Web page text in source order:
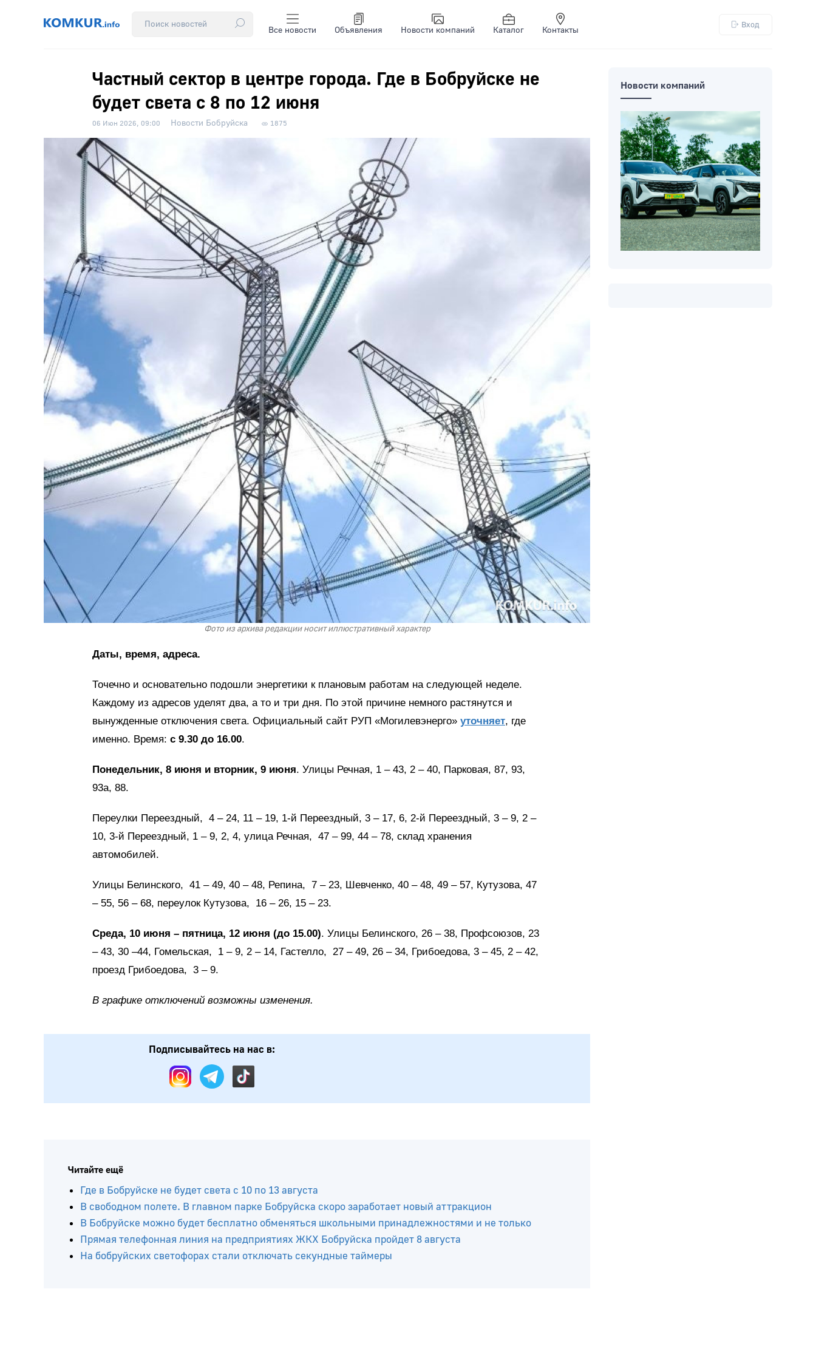
Все новости Объявления Новости компаний Каталог Контакты
Вход
Частный сектор в центре города. Где в Бобруйске не
будет света с 8 по 12 июня
06 Июн 2026, 09:00 Новости Бобруйска 1875
Фото из архива редакции носит иллюстративный характер
Даты, время, адреса.
Точечно и основательно подошли энергетики к плановым работам на следующей неделе.
Каждому из адресов уделят два, а то и три дня. По этой причине немного растянутся и
вынужденные отключения света. Официальный сайт РУП «Могилевэнерго» уточняет, где
именно. Время: с 9.30 до 16.00.
Понедельник, 8 июня и вторник, 9 июня. Улицы Речная, 1 – 43, 2 – 40, Парковая, 87, 93,
93а, 88.
Переулки Переездный, 4 – 24, 11 – 19, 1-й Переездный, 3 – 17, 6, 2-й Переездный, 3 – 9, 2 –
10, 3-й Переездный, 1 – 9, 2, 4, улица Речная, 47 – 99, 44 – 78, склад хранения
автомобилей.
Улицы Белинского, 41 – 49, 40 – 48, Репина, 7 – 23, Шевченко, 40 – 48, 49 – 57, Кутузова, 47
– 55, 56 – 68, переулок Кутузова, 16 – 26, 15 – 23.
Среда, 10 июня – пятница, 12 июня (до 15.00). Улицы Белинского, 26 – 38, Профсоюзов, 23
– 43, 30 –44, Гомельская, 1 – 9, 2 – 14, Гастелло, 27 – 49, 26 – 34, Грибоедова, 3 – 45, 2 – 42,
проезд Грибоедова, 3 – 9.
В графике отключений возможны изменения.
Подписывайтесь на нас в:
Читайте ещё
Где в Бобруйске не будет света с 10 по 13 августа
В свободном полете. В главном парке Бобруйска скоро заработает новый аттракцион
Новости компаний